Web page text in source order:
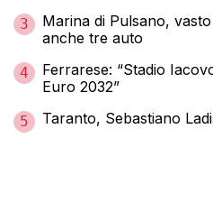
3
Marina di Pulsano,
anche tre auto
4
Ferrarese: “Stadio
Euro 2032”
5 Taranto, Sebastiano